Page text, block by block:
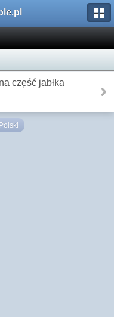
część jabłka
Polski